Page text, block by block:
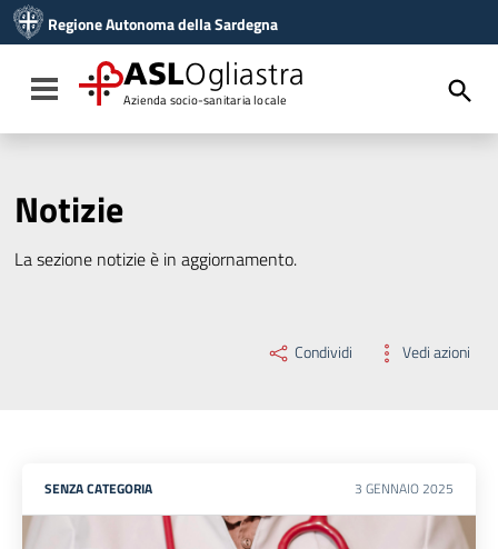
Vai al menu di navigazione
Vai al footer
Regione Autonoma della Sardegna
Toggle navigation
ASLOgliastra
Azienda socio-sanitaria locale
Notizie
La sezione notizie è in aggiornamento.
Condividi Vedi azioni
SENZA CATEGORIA 3 GENNAIO 2025